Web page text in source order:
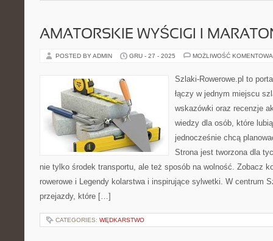
AMATORSKIE WYŚCIGI I
POSTED BY ADMIN GRU - 27 - 2025 MOŻLIWOŚĆ
Szlaki-Rowerowe.pl to
łączy w jednym miejscu
wskazówki oraz recenzje
wiedzy dla osób, które
jednocześnie chcą
Strona jest tworzona dla
nie tylko środek transportu, ale też sposób na wolność. Zobacz
rowerowe i Legendy kolarstwa i inspirujące sylwetki. W centrum
przejazdy, które […]
CATEGORIES: WĘDKARSTWO